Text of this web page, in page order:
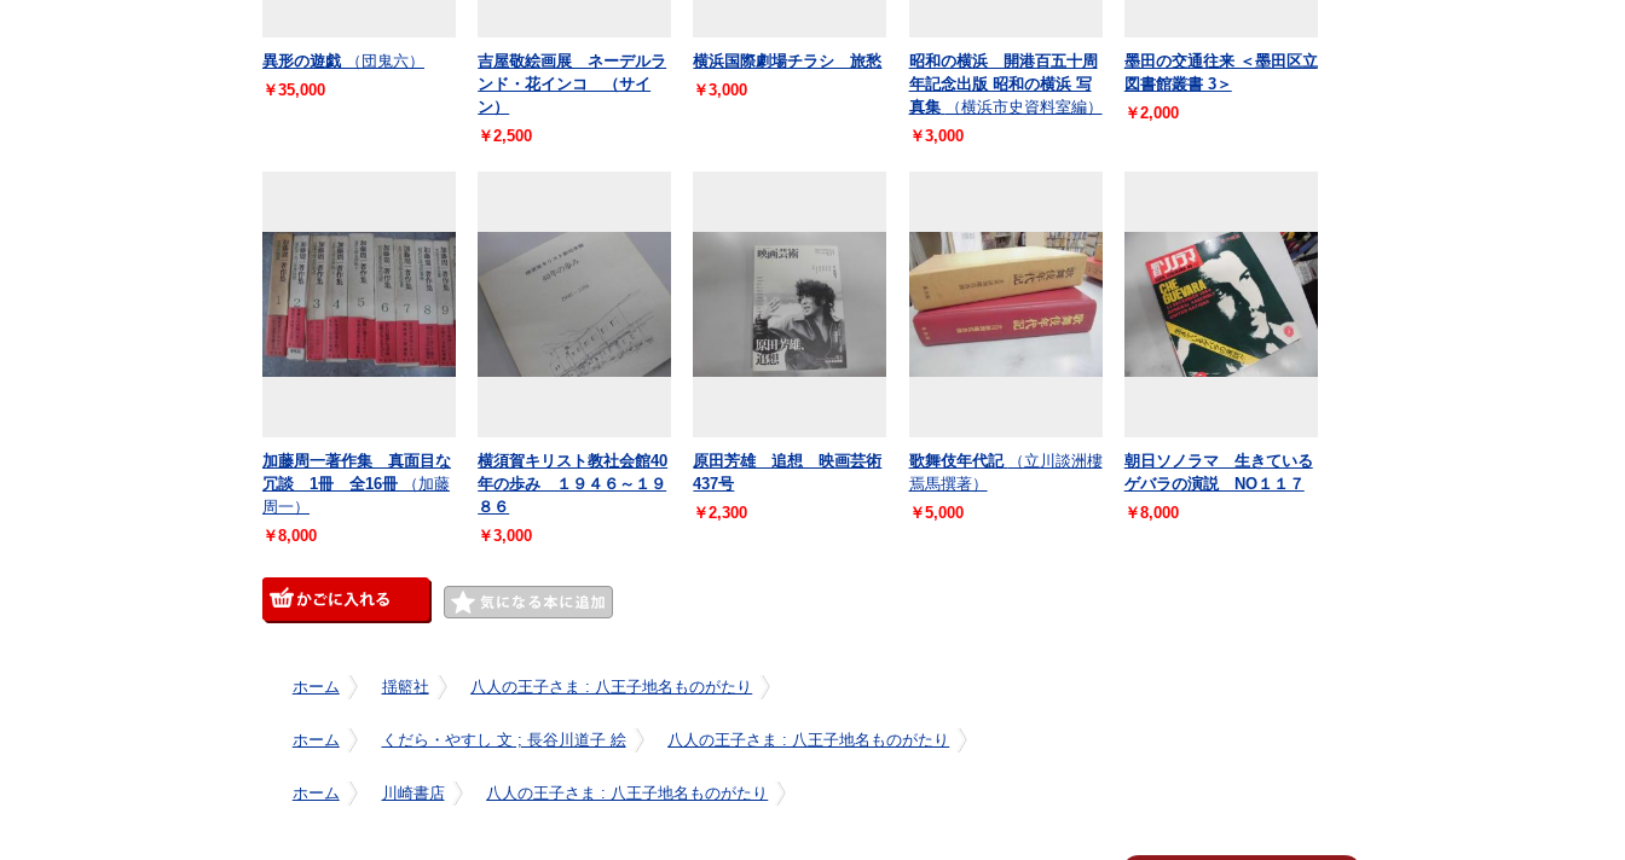
異形の遊戯
（団鬼六）
￥35,000
吉屋敬絵画展 ネーデルラ
ンド・花インコ （サイ
ン）
￥2,500
横浜国際劇場チラシ 旅愁
￥3,000
昭和の横浜 開港百五十周
年記念出版 昭和の横浜 写
真集
（横浜市史資料室編）
￥3,000
墨田の交通往来 ＜墨田区立
図書館叢書 3＞
￥2,000
加藤周一著作集 真面目な
冗談 1冊 全16冊
（加藤
周一）
￥8,000
横須賀キリスト教社会館40
年の歩み １９４６～１９
８６
￥3,000
原田芳雄 追想 映画芸術
437号
￥2,300
歌舞伎年代記
（立川談洲樓
焉馬撰著）
￥5,000
朝日ソノラマ 生きている
ゲバラの演説 NO１１７
￥8,000
ホーム 揺籃社 八人の王子さま : 八王子地名ものがたり
ホーム くだら・やすし 文 ; 長谷川道子 絵 八人の王子さま : 八王子地名ものがたり
ホーム 川崎書店 八人の王子さま : 八王子地名ものがたり